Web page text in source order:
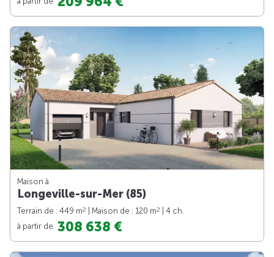
Maison à
Longeville-sur-Mer (85)
Terrain de : 449 m2 | Maison de : 120 m2
| 4 ch.
à partir de 308 638 €